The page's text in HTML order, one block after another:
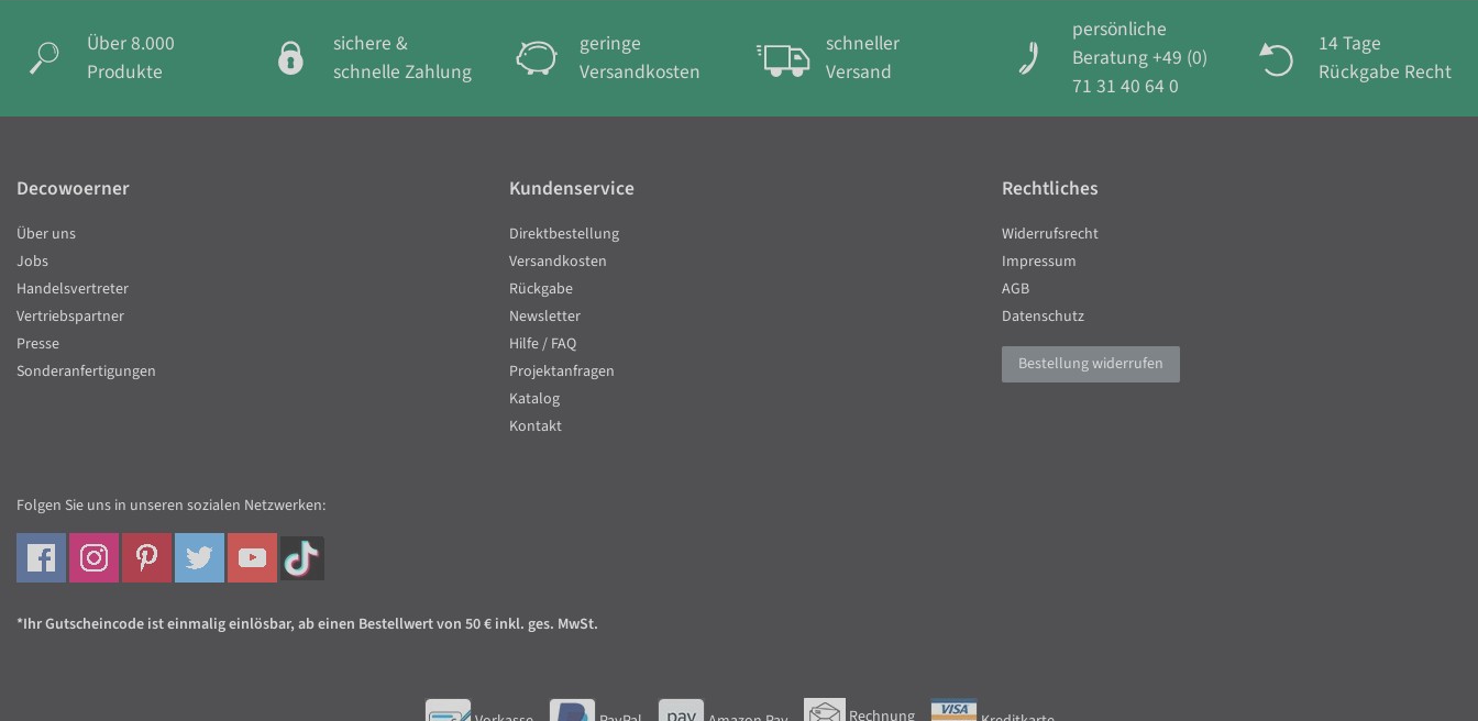
Über 8.000
Produkte
sichere &
schnelle Zahlung
geringe
Versandkosten
schneller
Versand
persönliche
Beratung +49 (0)
71 31 40 64 0
14 Tage
Rückgabe Recht
Decowoerner
Über uns
Jobs
Handelsvertreter
Vertriebspartner
Presse
Sonderanfertigungen
Kundenservice
Direktbestellung
Versandkosten
Rückgabe
Newsletter
Hilfe / FAQ
Projektanfragen
Katalog
Kontakt
Rechtliches
Widerrufsrecht
Impressum
AGB
Datenschutz
Bestellung widerrufen
Folgen Sie uns in unseren sozialen Netzwerken:
*Ihr Gutscheincode ist einmalig einlösbar, ab einen Bestellwert von 50 € inkl. ges. MwSt.